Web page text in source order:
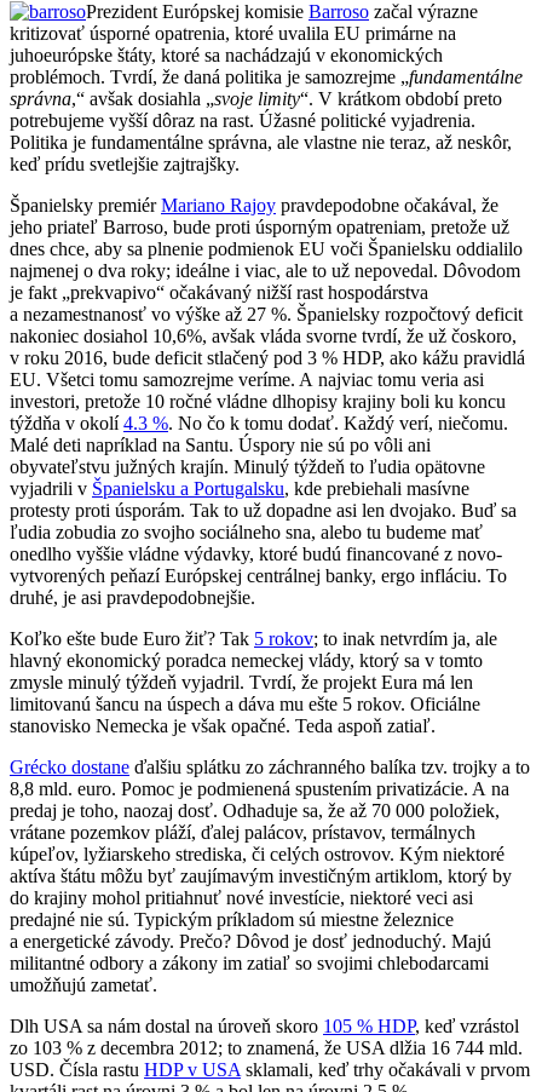
Prezident Európskej komisie Barroso začal výrazne
kritizovať úsporné opatrenia, ktoré uvalila EU primárne na
juhoeurópske štáty, ktoré sa nachádzajú v ekonomických
problémoch. Tvrdí, že daná politika je samozrejme „fundamentálne
správna,“ avšak dosiahla „svoje limity“. V krátkom období preto
potrebujeme vyšší dôraz na rast. Úžasné politické vyjadrenia.
Politika je fundamentálne správna, ale vlastne nie teraz, až neskôr,
keď prídu svetlejšie zajtrajšky.
Španielsky premiérMariano Rajoy pravdepodobne očakával, že
jeho priateľ Barroso, bude proti úsporným opatreniam, pretože už
dnes chce, aby sa plnenie podmienok EU voči Španielsku oddialilo
najmenej o dva roky; ideálne i viac, ale to už nepovedal. Dôvodom
je fakt „prekvapivo“ očakávaný nižší rast hospodárstva
a nezamestnanosť vo výške až 27 %. Španielsky rozpočtový deficit
nakoniec dosiahol 10,6%, avšak vláda svorne tvrdí, že už čoskoro,
v roku 2016, bude deficit stlačený pod 3 % HDP, ako kážu pravidlá
EU. Všetci tomu samozrejme veríme. A najviac tomu veria asi
investori, pretože 10 ročné vládne dlhopisy krajiny boli ku koncu
týždňa v okolí4.3 %. No čo k tomu dodať. Každý verí, niečomu.
Malé deti napríklad na Santu. Úspory nie sú po vôli ani
obyvateľstvu južných krajín. Minulý týždeň to ľudia opätovne
vyjadrili v Španielsku a Portugalsku, kde prebiehali masívne
protesty proti úsporám. Tak to už dopadne asi len dvojako. Buď sa
ľudia zobudia zo svojho sociálneho sna, alebo tu budeme mať
onedlho vyššie vládne výdavky, ktoré budú financované z novo-
vytvorených peňazí Európskej centrálnej banky, ergo infláciu. To
druhé, je asi pravdepodobnejšie.
Koľko ešte bude Euro žiť? Tak 5 rokov; to inak netvrdím ja, ale
hlavný ekonomický poradca nemeckej vlády, ktorý sa v tomto
zmysle minulý týždeň vyjadril. Tvrdí, že projekt Eura má len
limitovanú šancu na úspech a dáva mu ešte 5 rokov. Oficiálne
stanovisko Nemecka je však opačné. Teda aspoň zatiaľ.
Grécko dostane ďalšiu splátku zo záchranného balíka tzv. trojky a to
8,8 mld. euro. Pomoc je podmienená spustením privatizácie. A na
predaj je toho, naozaj dosť. Odhaduje sa, že až 70 000 položiek,
vrátane pozemkov pláží, ďalej palácov, prístavov, termálnych
kúpeľov, lyžiarskeho strediska, či celých ostrovov. Kým niektoré
aktíva štátu môžu byť zaujímavým investičným artiklom, ktorý by
do krajiny mohol pritiahnuť nové investície, niektoré veci asi
predajné nie sú. Typickým príkladom sú miestne železnice
a energetické závody. Prečo? Dôvod je dosť jednoduchý. Majú
militantné odbory a zákony im zatiaľ so svojimi chlebodarcami
umožňujú zametať.
Dlh USA sa nám dostal na úroveň skoro 105 % HDP, keď vzrástol
zo 103 % z decembra 2012; to znamená, že USA dlžia 16 744 mld.
USD. Čísla rastu HDP v USA sklamali, keď trhy očakávali v prvom